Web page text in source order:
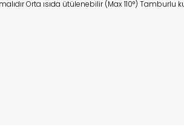
Orta ısıda ütülenebilir (Max 110°)